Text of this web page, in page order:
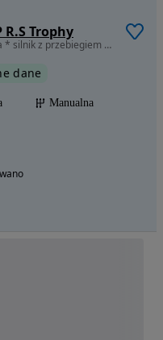
R.S Trophy
1798 cm3 • 300 KM • Skrzynia manualna * silnik z przebiegiem 940 km
dane
Manualna